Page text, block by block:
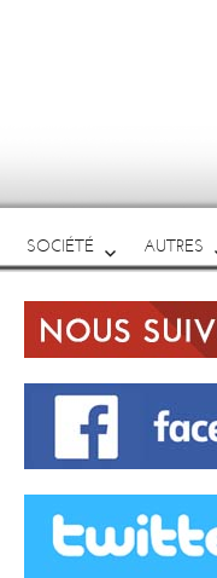
SOCIÉTÉ AUTRES